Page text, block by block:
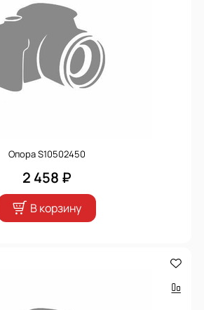
Опора S10502450
2 458 ₽
В корзину